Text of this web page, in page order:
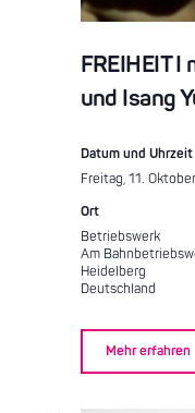
FREIHEIT
und Isang
Datum und Uhrzeit
Freitag, 11.
Ort
Betriebswerk
Am
Heidelberg
Deutschland
Mehr erfahren